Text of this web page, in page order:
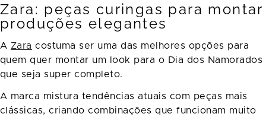
Zara: peças curingas para montar
produções elegantes
A Zara costuma ser uma das melhores opções para
quem quer montar um look para o Dia dos Namorados
que seja super completo.
A marca mistura tendências atuais com peças mais
clássicas, criando combinações que funcionam muito